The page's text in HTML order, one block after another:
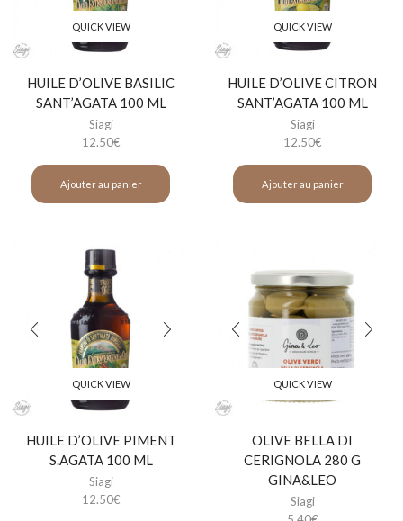
QUICK VIEW
HUILE D’OLIVE BASILIC
SANT’AGATA 100 ML
Siagi
12.50€
Ajouter au panier
QUICK VIEW
HUILE D’OLIVE CITRON
SANT’AGATA 100 ML
Siagi
12.50€
Ajouter au panier
QUICK VIEW
HUILE D’OLIVE PIMENT
S.AGATA 100 ML
Siagi
12.50€
QUICK VIEW
OLIVE BELLA DI
CERIGNOLA 280 G
GINA&LEO
Siagi